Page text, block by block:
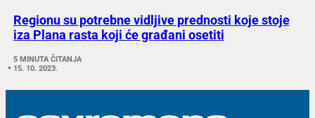
Regionu su potrebne vidljive prednosti koje stoje
iza Plana rasta koji će građani osetiti
5 MINUTA ČITANJA
15. 10. 2023.